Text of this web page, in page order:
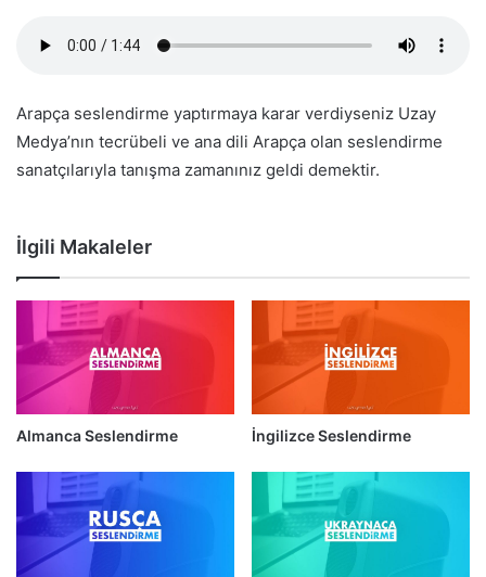
Arapça seslendirme yaptırmaya karar verdiyseniz Uzay
Medya’nın tecrübeli ve ana dili Arapça olan seslendirme
sanatçılarıyla tanışma zamanınız geldi demektir.
İlgili Makaleler
Almanca Seslendirme İngilizce Seslendirme